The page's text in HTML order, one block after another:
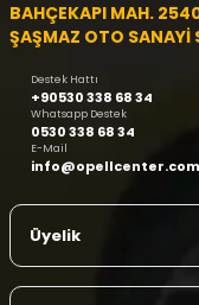
BAHÇEKAPI MAH.
ŞAŞMAZ OTO SANAYİ
Destek Hattı
+90530 338 68 34
Whatsapp Destek
0530 338 68 34
E-Mail
info@opellcenter.com
Üyelik